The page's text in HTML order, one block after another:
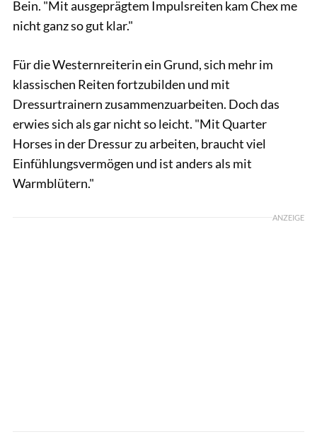
Bein. "Mit ausgeprägtem Impulsreiten kam Chex me
nicht ganz so gut klar."
Für die Westernreiterin ein Grund, sich mehr im
klassischen Reiten fortzubilden und mit
Dressurtrainern zusammenzuarbeiten. Doch das
erwies sich als gar nicht so leicht. "Mit Quarter
Horses in der Dressur zu arbeiten, braucht viel
Einfühlungsvermögen und ist anders als mit
Warmblütern."
ANZEIGE